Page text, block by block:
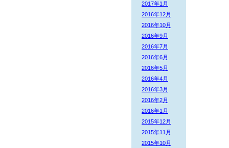
2017年1月
2016年12月
2016年10月
2016年9月
2016年7月
2016年6月
2016年5月
2016年4月
2016年3月
2016年2月
2016年1月
2015年12月
2015年11月
2015年10月